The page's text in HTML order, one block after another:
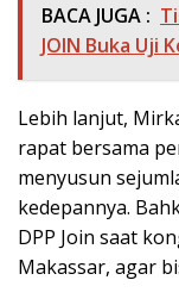
BACA JUGA :
JOIN Buka Uji
Lebih lanjut,
rapat bersama
menyusun
kedepannya.
DPP Join saat
Makassar, agar